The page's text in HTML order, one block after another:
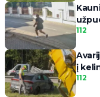
112
į
112